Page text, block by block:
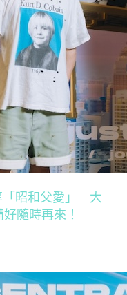
「昭和父愛」 大
隨時再來！